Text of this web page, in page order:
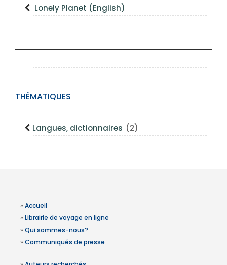
Lonely Planet (English)
THÉMATIQUES
Langues, dictionnaires (2)
» Accueil
» Librairie de voyage en ligne
» Qui sommes-nous?
» Communiqués de presse